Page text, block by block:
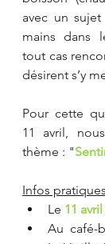
avec un
mains dans
tout cas
désirent s’y
Pour cette
11 avril,
thème : "
Infos pratiques
Le 11 avril
Au café-